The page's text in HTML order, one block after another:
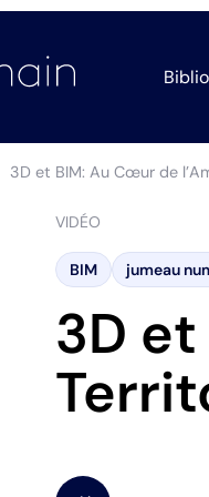
3D et BIM: Au Cœur de
VIDÉO
BIM jumeau
3D